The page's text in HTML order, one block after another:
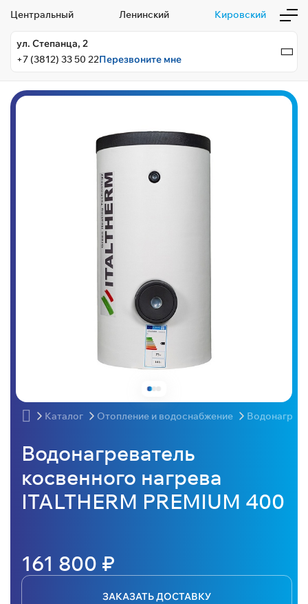
Центральный Ленинский Кировский
ул. Степанца, 2
+7 (3812) 33 50 22Перезвоните мне
Каталог Отопление и водоснабжение
Водонагреватель
косвенного нагрева
ITALTHERM PREMIUM 400
161 800 ₽
ЗАКАЗАТЬ ДОСТАВКУ